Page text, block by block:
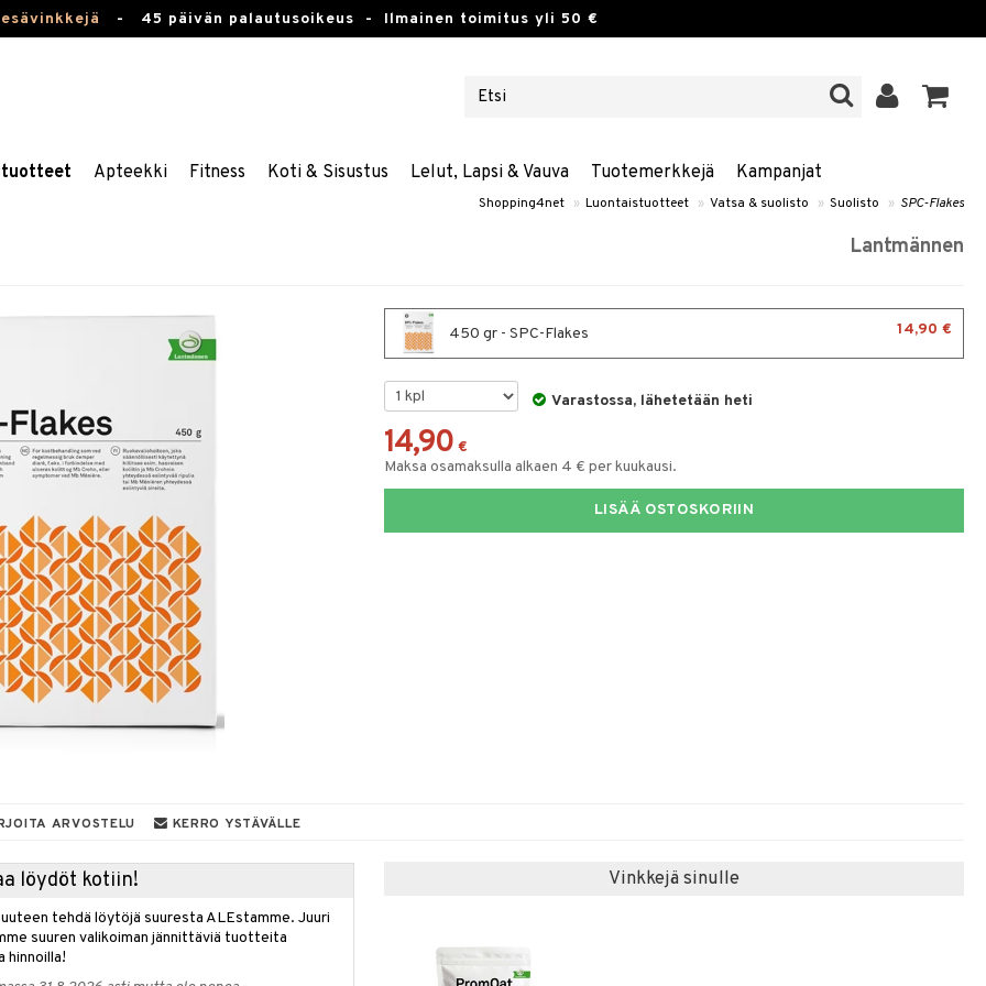
- 45 päivän palautusoikeus - Ilmainen toimitus yli 50 €
Apteekki Fitness Koti & Sisustus Lelut, Lapsi & Vauva Tuotemerkkejä Kampanjat
Shopping4net » Luontaistuotteet » Vatsa & suolisto » Suolisto » SPC-Flakes
Lantmännen
450 gr - SPC-Flakes 14,90 €
Varastossa, lähetetään heti
14,90 €
Maksa osamaksulla alkaen 4 € per kuukausi.
LISÄÄ OSTOSKORIIN
ARVOSTELU KERRO YSTÄVÄLLE
löydöt kotiin!
tehdä löytöjä suuresta ALEstamme. Juuri
suuren valikoiman jännittäviä tuotteita
hinnoilla!
Vinkkejä sinulle